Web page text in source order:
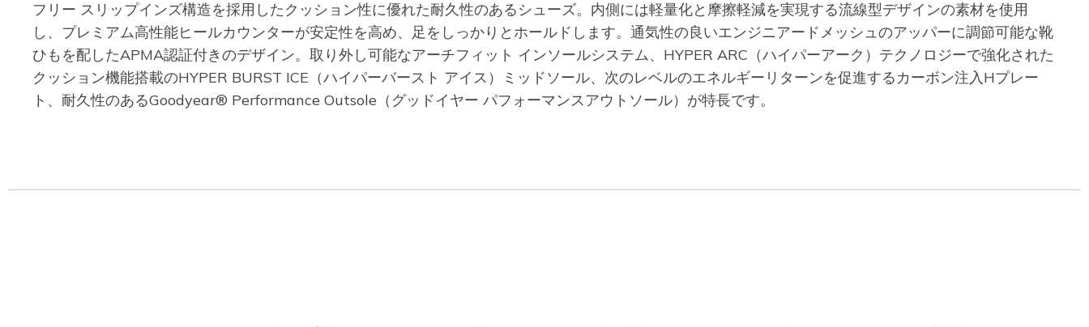
フリー スリップインズ構造を採用したクッション性に優れた耐久性のあるシューズ。内側には軽量化と摩擦軽減を実現する流線型デザインの素材を使用
し、プレミアム高性能ヒールカウンターが安定性を高め、足をしっかりとホールドします。通気性の良いエンジニアードメッシュのアッパーに調節可能な靴
ひもを配したAPMA認証付きのデザイン。取り外し可能なアーチフィット インソールシステム、HYPER ARC（ハイパーアーク）テクノロジーで強化された
クッション機能搭載のHYPER BURST ICE（ハイパーバースト アイス）ミッドソール、次のレベルのエネルギーリターンを促進するカーボン注入Hプレー
ト、耐久性のあるGoodyear® Performance Outsole（グッドイヤー パフォーマンスアウトソール）が特長です。